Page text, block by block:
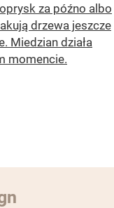
za późno albo
drzewa jeszcze
Miedzian działa
momencie.